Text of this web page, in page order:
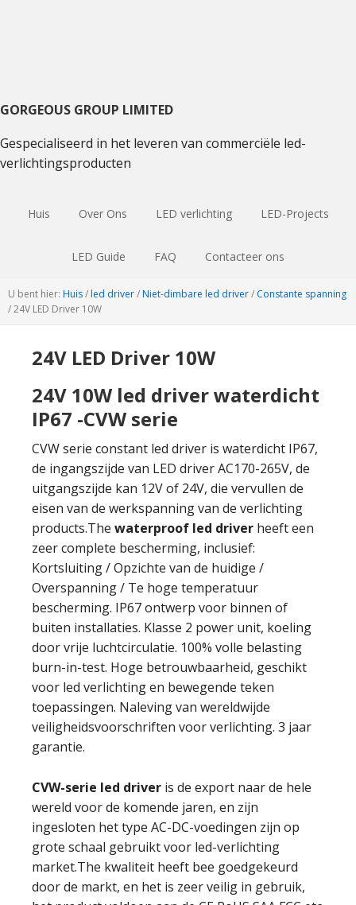
GORGEOUS GROUP LIMITED
Gespecialiseerd in het leveren van commerciële led-
verlichtingsproducten
Huis Over Ons LED verlichting LED-Projects
LED Guide FAQ Contacteer ons
U bent hier: Huis/ led driver/ Niet-dimbare led driver/ Constante spanning
/24V LED Driver 10W
24V LED Driver 10W
24V 10W led driver waterdicht
IP67 -CVW serie
CVW serie constant led driver is waterdicht IP67,
de ingangszijde van LED driver AC170-265V, de
uitgangszijde kan 12V of 24V, die vervullen de
eisen van de werkspanning van de verlichting
products.The waterproof led driver heeft een
zeer complete bescherming, inclusief:
Kortsluiting / Opzichte van de huidige /
Overspanning / Te hoge temperatuur
bescherming. IP67 ontwerp voor binnen of
buiten installaties. Klasse 2 power unit, koeling
door vrije luchtcirculatie. 100% volle belasting
burn-in-test. Hoge betrouwbaarheid, geschikt
voor led verlichting en bewegende teken
toepassingen. Naleving van wereldwijde
veiligheidsvoorschriften voor verlichting. 3 jaar
garantie.
CVW-serie led driver is de export naar de hele
wereld voor de komende jaren, en zijn
ingesloten het type AC-DC-voedingen zijn op
grote schaal gebruikt voor led-verlichting
market.The kwaliteit heeft bee goedgekeurd
door de markt, en het is zeer veilig in gebruik,